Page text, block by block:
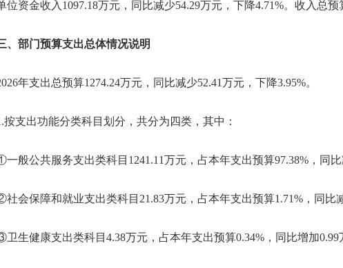
金收入1097.18万元，同比减少54.29万元，下降4.71%。收入总预
部门预算支出总体情况说明
年支出总预算1274.24万元，同比减少52.41万元，下降3.95%。
出功能分类科目划分，共分为四类，其中：
公共服务支出类科目1241.11万元，占本年支出预算97.38%，同比
保障和就业支出类科目21.83万元，占本年支出预算1.71%，同比减
健康支出类科目4.38万元，占本年支出预算0.34%，同比增加0.99